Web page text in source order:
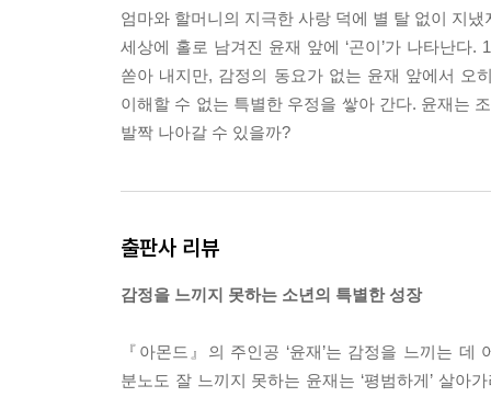
엄마와 할머니의 지극한 사랑 덕에 별 탈 없이 지
세상에 홀로 남겨진 윤재 앞에 ‘곤이’가 나타난
쏟아 내지만, 감정의 동요가 없는 윤재 앞에서 오
이해할 수 없는 특별한 우정을 쌓아 간다. 윤재는
발짝 나아갈 수 있을까?
출판사 리뷰
감정을 느끼지 못하는 소년의 특별한 성장
『아몬드』의 주인공 ‘윤재’는 감정을 느끼는
분노도 잘 느끼지 못하는 윤재는 ‘평범하게’ 살아